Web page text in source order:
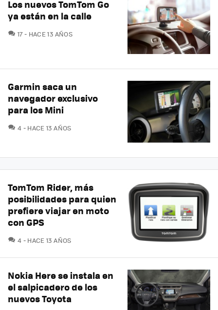
Los nuevos TomTom Go
ya están en la calle
17COMENTARIOS
HACE 13 AÑOS
Garmin saca un
navegador exclusivo
para los Mini
4 COMENTARIOS
HACE 13 AÑOS
TomTom Rider, más
posibilidades para quien
prefiere viajar en moto
con GPS
4 COMENTARIOS
HACE 13 AÑOS
Nokia Here se instala en
el salpicadero de los
nuevos Toyota